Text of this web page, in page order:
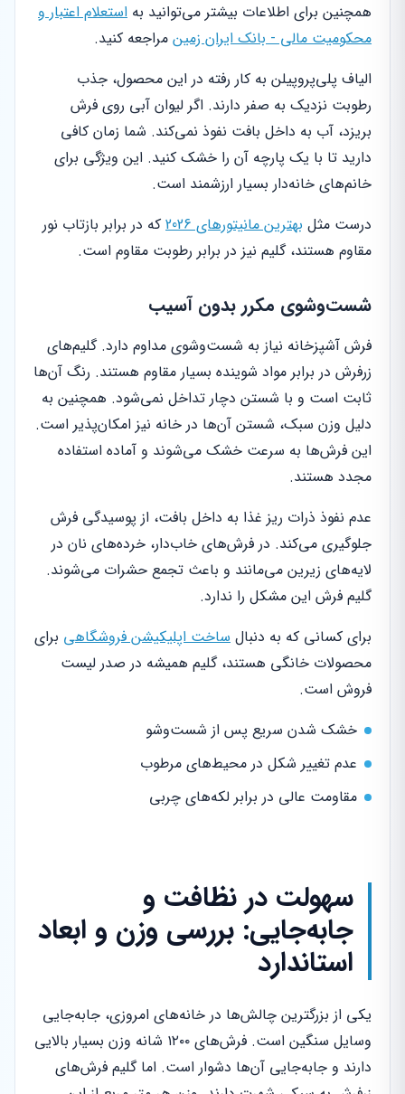
همچنین برای اطلاعات بیشتر می‌توانید به استعلام اعتبار و
محکومیت مالی - بانک ایران زمین مراجعه کنید.
الیاف پلی‌پروپیلن به کار رفته در این محصول، جذب
رطوبت نزدیک به صفر دارند. اگر لیوان آبی روی فرش
بریزد، آب به داخل بافت نفوذ نمی‌کند. شما زمان کافی
دارید تا با یک پارچه آن را خشک کنید. این ویژگی برای
خانم‌های خانه‌دار بسیار ارزشمند است.
درست مثل بهترین مانیتورهای 2026
که در برابر بازتاب نور
مقاوم هستند، گلیم نیز در برابر رطوبت مقاوم است.
شست‌وشوی مکرر بدون آسیب
فرش آشپزخانه نیاز به شست‌وشوی مداوم دارد. گلیم‌های
زرفرش در برابر مواد شوینده بسیار مقاوم هستند. رنگ آن‌ها
ثابت است و با شستن دچار تداخل نمی‌شود. همچنین به
دلیل وزن سبک، شستن آن‌ها در خانه نیز امکان‌پذیر است.
این فرش‌ها به سرعت خشک می‌شوند و آماده استفاده
مجدد هستند.
عدم نفوذ ذرات ریز غذا به داخل بافت، از پوسیدگی فرش
جلوگیری می‌کند. در فرش‌های خاب‌دار، خرده‌های نان در
لایه‌های زیرین می‌مانند و باعث تجمع حشرات می‌شوند.
گلیم فرش این مشکل را ندارد.
برای کسانی که به دنبال ساخت اپلیکیشن فروشگاهی برای
محصولات خانگی هستند، گلیم همیشه در صدر لیست
فروش است.
خشک شدن سریع پس از شست‌وشو
عدم تغییر شکل در محیط‌های مرطوب
مقاومت عالی در برابر لکه‌های چربی
سهولت در نظافت و
جابه‌جایی: بررسی وزن و ابعاد
استاندارد
یکی از بزرگترین چالش‌ها در خانه‌های امروزی، جابه‌جایی
وسایل سنگین است. فرش‌های ۱۲۰۰ شانه وزن بسیار بالایی
دارند و جابه‌جایی آن‌ها دشوار است. اما گلیم فرش‌های